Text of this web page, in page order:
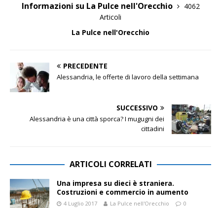
Informazioni su La Pulce nell'Orecchio
4062
Articoli
La Pulce nell'Orecchio
PRECEDENTE
Alessandria, le offerte di lavoro della settimana
SUCCESSIVO
Alessandria è una città sporca? I mugugni dei
cittadini
ARTICOLI CORRELATI
Una impresa su dieci è straniera.
Costruzioni e commercio in aumento
4 Luglio 2017 La Pulce nell'Orecchio 0